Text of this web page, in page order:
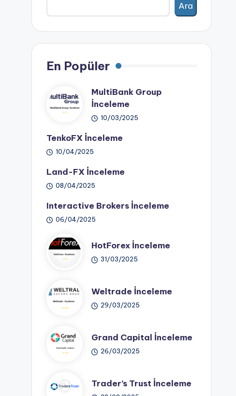
Ara
En Popüler
MultiBank Group
İnceleme
10/03/2025
TenkoFX İnceleme
10/04/2025
Land-FX İnceleme
08/04/2025
Interactive Brokers İnceleme
06/04/2025
HotForex İnceleme
31/03/2025
Weltrade İnceleme
29/03/2025
Grand Capital İnceleme
26/03/2025
Trader’s Trust İnceleme